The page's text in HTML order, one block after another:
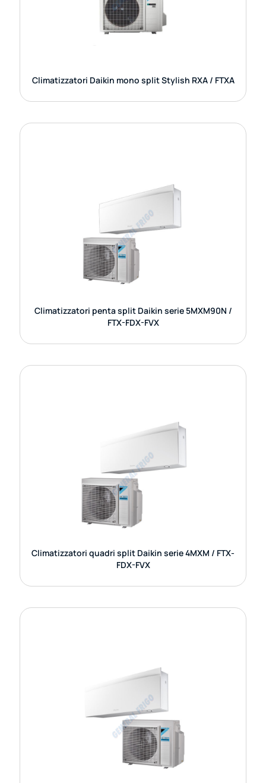
Climatizzatori Daikin mono split Stylish RXA / FTXA
Climatizzatori penta split Daikin serie 5MXM90N /
FTX-FDX-FVX
CLIMATIZZATORI PENTA SPLIT DAIKIN
SERIE 5MXM90N / FTX-FDX-FVX
I climatizzatori penta split Daikin della serie
5MXM90N rappresentano una soluzione ideale
per chi desidera climatizzare fino a cinque
ambienti con una
Climatizzatori quadri split Daikin serie 4MXM / FTX-
FDX-FVX
CLIMATIZZATORI QUADRI SPLIT DAIKIN
I climatizzatori quadri split Daikin della serie 4MXM
rappresentano una soluzione evoluta per chi
desidera climatizzare quattro ambienti con
un’unica unità esterna.
GUARDA DETTAGLI
CLIMATIZZATORI TRIAL SPLIT DAIKIN
I climatizzatori Daikin Trial Split della serie 3MXM /
FTX rappresentano una soluzione versatile e
altamente efficiente per la climatizzazione